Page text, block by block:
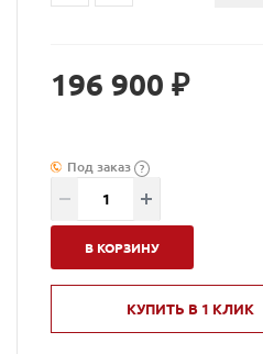
196 900 ₽
Под заказ ?
В КОРЗИНУ
КУПИТЬ В 1 КЛИК